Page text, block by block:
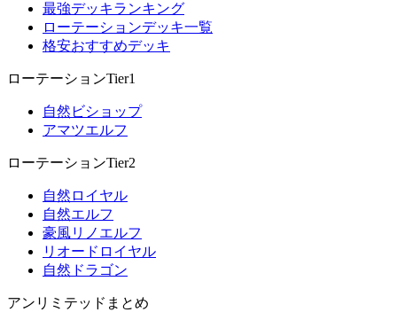
最強デッキランキング
ローテーションデッキ一覧
格安おすすめデッキ
ローテーションTier1
自然ビショップ
アマツエルフ
ローテーションTier2
自然ロイヤル
自然エルフ
豪風リノエルフ
リオードロイヤル
自然ドラゴン
アンリミテッドまとめ